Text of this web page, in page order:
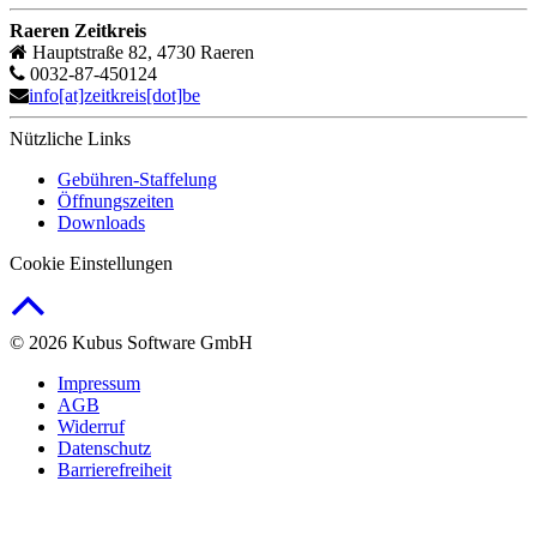
Raeren Zeitkreis
Hauptstraße 82, 4730 Raeren
0032-87-450124
info[at]zeitkreis[dot]be
Nützliche Links
Gebühren-Staffelung
Öffnungszeiten
Downloads
Cookie Einstellungen
© 2026 Kubus Software GmbH
Impressum
AGB
Widerruf
Datenschutz
Barrierefreiheit